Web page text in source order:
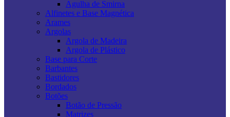
Agulha de Smirna
Alfinetes e Base Magnética
Arames
Argolas
Argola de Madeira
Argola de Plástico
Base para Corte
Barbantes
Bastidores
Bordados
Botões
Botão de Pressão
Matrizes